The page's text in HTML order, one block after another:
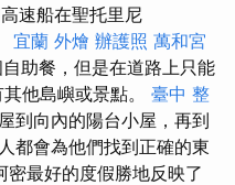
速船在聖托里尼
宜蘭 外燴 辦護照 萬和宮
助餐，但是在道路上只能
他島嶼或景點。 臺中 整
到向內的陽台小屋，再到
都會為他們找到正確的東
密最好的度假勝地反映了